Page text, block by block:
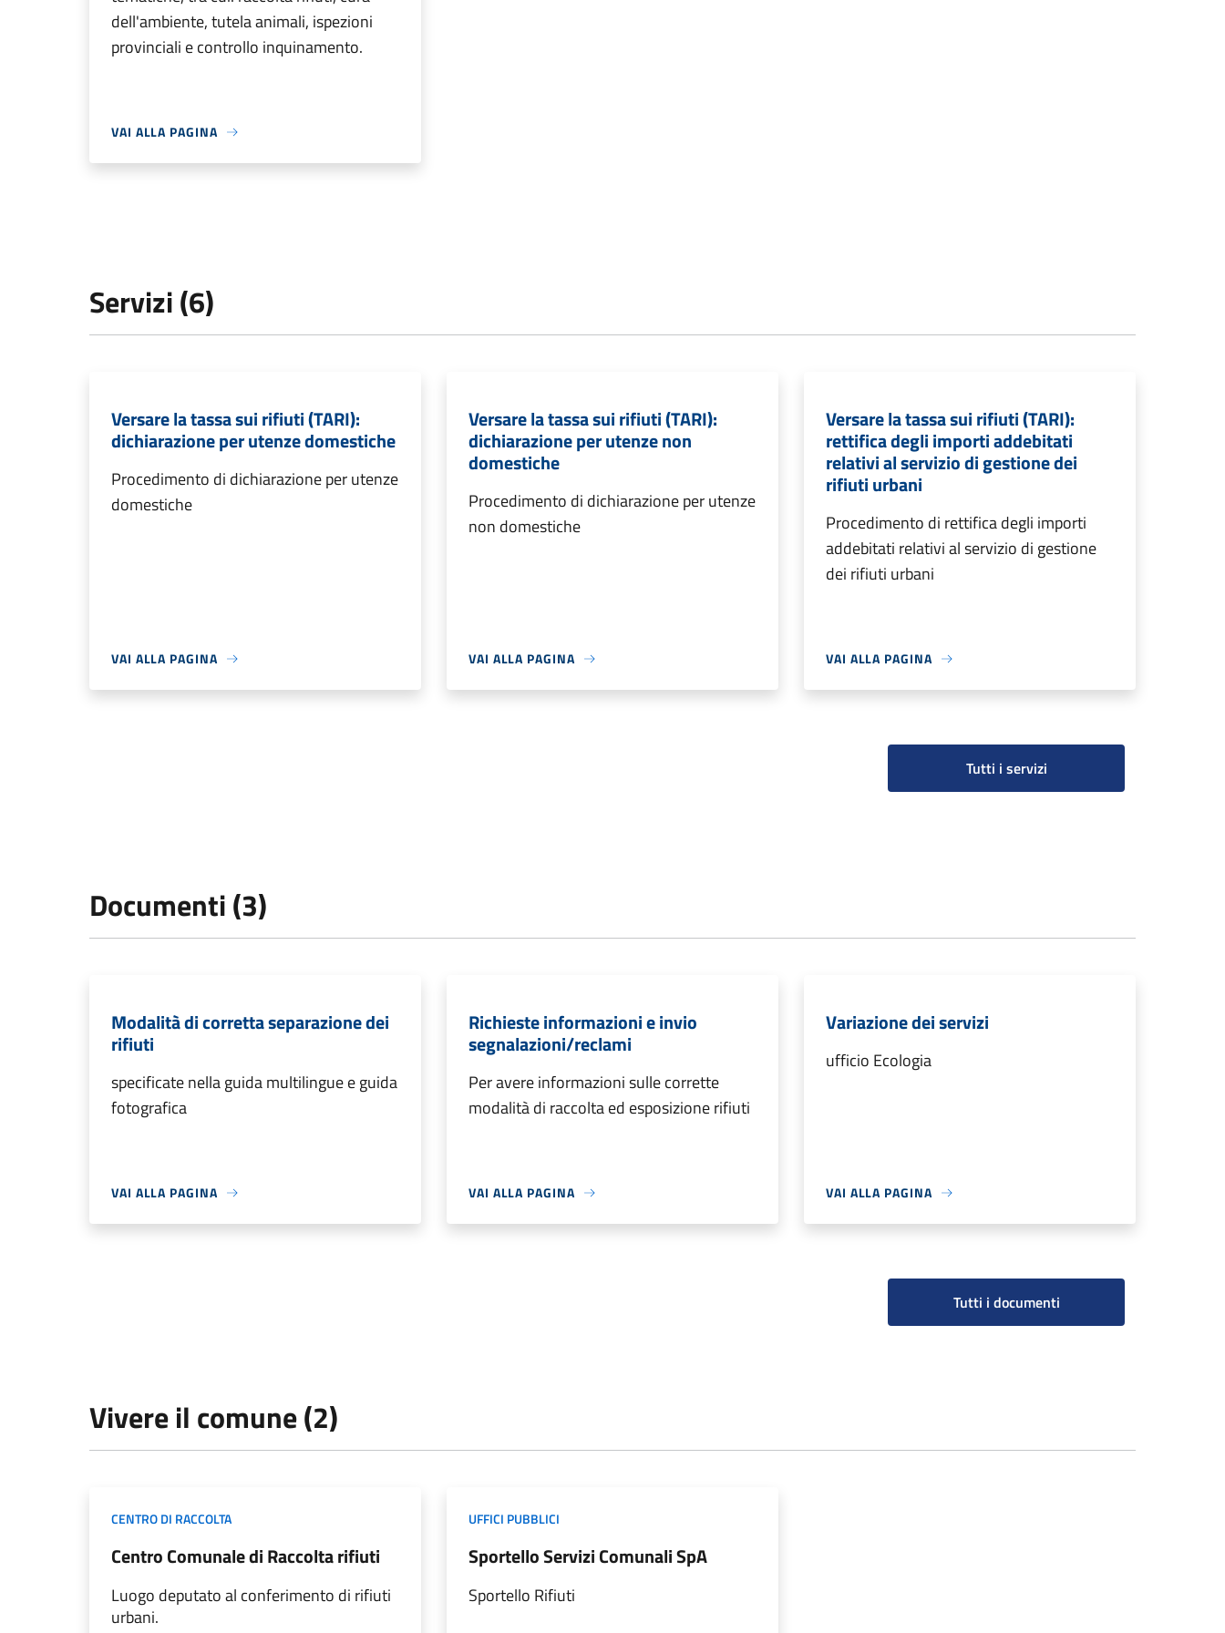
dell'ambiente, tutela animali, ispezioni
provinciali e controllo inquinamento.
VAI ALLA PAGINA
Servizi (6)
Versare la tassa sui rifiuti (TARI):
dichiarazione per utenze domestiche
Procedimento di dichiarazione per utenze
domestiche
VAI ALLA PAGINA
Versare la tassa sui rifiuti (TARI):
dichiarazione per utenze non
domestiche
Procedimento di dichiarazione per utenze
non domestiche
VAI ALLA PAGINA
Versare la tassa sui rifiuti (TARI):
rettifica degli importi addebitati
relativi al servizio di gestione dei
rifiuti urbani
Procedimento di rettifica degli importi
addebitati relativi al servizio di gestione
dei rifiuti urbani
VAI ALLA PAGINA
Tutti i servizi
Documenti (3)
Modalità di corretta separazione dei
rifiuti
specificate nella guida multilingue e guida
fotografica
VAI ALLA PAGINA
Richieste informazioni e invio
segnalazioni/reclami
Per avere informazioni sulle corrette
modalità di raccolta ed esposizione rifiuti
VAI ALLA PAGINA
Variazione dei servizi
ufficio Ecologia
VAI ALLA PAGINA
Tutti i documenti
Vivere il comune (2)
CENTRO DI RACCOLTA
Centro Comunale di Raccolta rifiuti
Luogo deputato al conferimento di rifiuti
urbani.
UFFICI PUBBLICI
Sportello Servizi Comunali SpA
Sportello Rifiuti